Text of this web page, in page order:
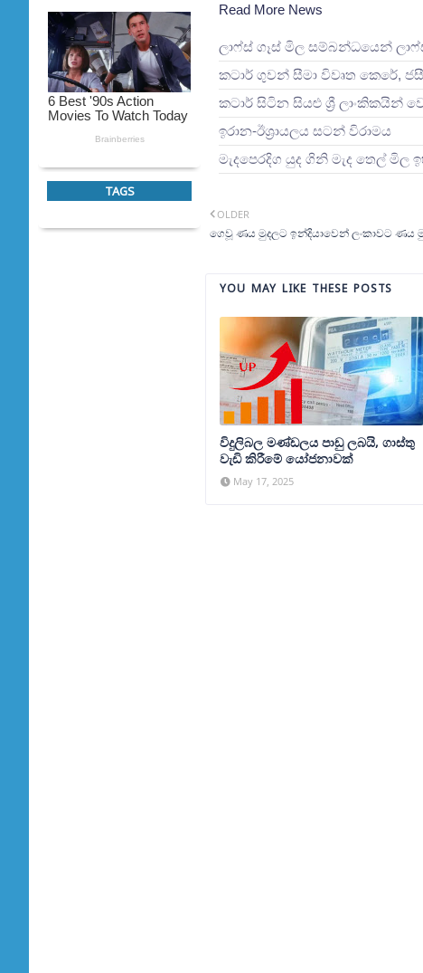
TAGS
Read More News
ලාෆ්ස් ගෑස් මිල සම්බන්ධයෙන්
කටාර් ගුවන් සීමා විවෘත කෙරේ,
කටාර් සිටින සියළු ශ්‍රී ලාංකිකයින්
ඉරාන-ඊශ්‍රායලය සටන් විරාමය
මැදපෙරදිග යුද ගිනි මැද තෙල් මිල
OLDER
ගෙවූ ණය මුදලට ඉන්දියාවෙන් ලංකාවට ණය
YOU MAY LIKE THESE POSTS
විදුලිබල මණ්ඩලය පාඩු ලබයි, ගාස්තු
වැඩි කිරීමේ යෝජනාවක්
May 17, 2025